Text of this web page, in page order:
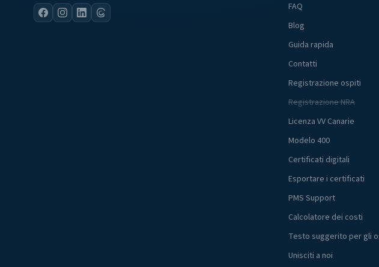
FAQ
Blog
Guida rapida
Contatti
Registrazione ospiti
Registrazione NRA
Licenza VV Canarie
Modelo 400
Certificati digitali
Esportare i certificati
PMS Support
Calcolatore dei costi
Testo suggerito per gli
Unisciti a noi